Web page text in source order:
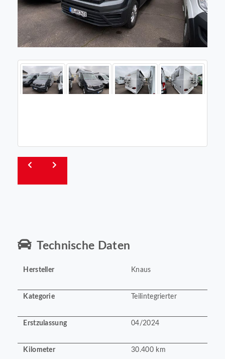
Technische Daten
Hersteller Knaus
Kategorie Teilintegrierter
Erstzulassung 04/2024
Kilometer 30.400 km